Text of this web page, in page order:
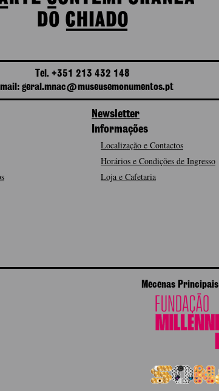
Tel. +351 213 432 148
mail: geral.mnac@museusemonumentos.pt
Newsletter
Informações
Localização e Contactos
Horários e Condições de Ingresso
Loja e Cafetaria
Mecenas Principais